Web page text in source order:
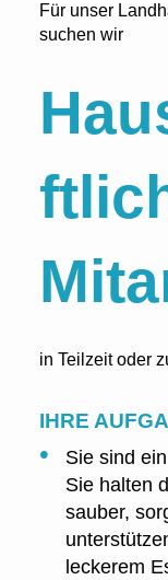
Für unser
suchen wir
in Teilzeit oder
IHRE
Sie sind
Sie halten
sauber,
leckerem